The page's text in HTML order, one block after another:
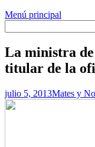
Menú principal
La ministra
titular de la
julio 5, 2013Mates y